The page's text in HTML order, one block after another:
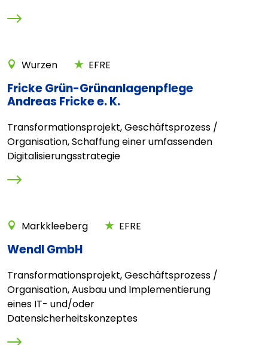
Wurzen EFRE
Fricke Grün-Grünanlagenpflege
Andreas Fricke e. K.
Transformationsprojekt, Geschäftsprozess /
Organisation, Schaffung einer umfassenden
Digitalisierungsstrategie
Markkleeberg EFRE
Wendl GmbH
Transformationsprojekt, Geschäftsprozess /
Organisation, Ausbau und Implementierung
eines IT- und/oder
Datensicherheitskonzeptes